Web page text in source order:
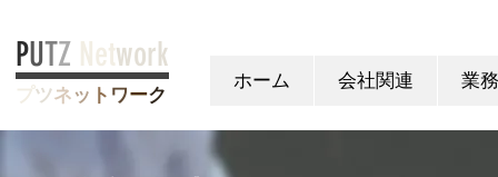
ホーム 会社関連 業
PUTZ Network
プツネ ッ ト ワーク